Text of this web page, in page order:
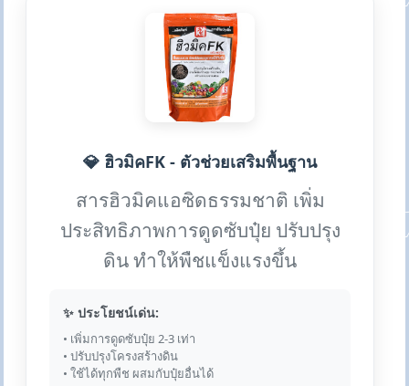
💎 ฮิวมิคFK - ตัวช่วยเสริมพื้นฐาน
สารฮิวมิคแอซิดธรรมชาติ เพิ่ม
ประสิทธิภาพการดูดซับปุ๋ย ปรับปรุง
ดิน ทำให้พืชแข็งแรงขึ้น
✨ ประโยชน์เด่น:
• เพิ่มการดูดซับปุ๋ย 2-3 เท่า
• ปรับปรุงโครงสร้างดิน
• ใช้ได้ทุกพืช ผสมกับปุ๋ยอื่นได้